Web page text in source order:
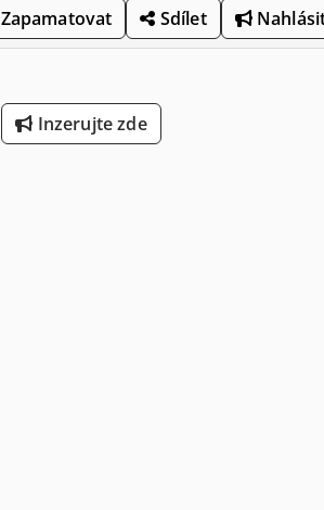
Zapamatovat Sdílet
Inzerujte zde